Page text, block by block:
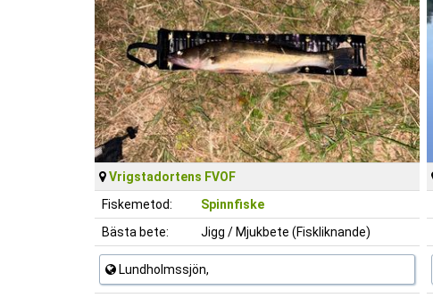
Vrigstadortens FVOF
Fiskemetod:
Spinnfiske
Bästa bete:
Jigg / Mjukbete (Fiskliknande)
Lundholmssjön,